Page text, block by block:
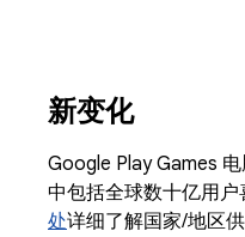
新变化
Google Play Games
中包括全球数十亿用
处详细了解国家/地区